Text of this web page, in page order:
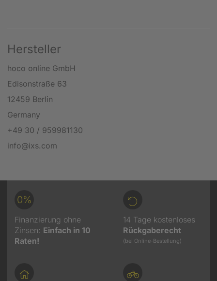
Hersteller
hoco online GmbH
Edisonstraße 63
12459 Berlin
Germany
+49 30 / 959981130
info@ixs.com
0%
Finanzierung ohne
Zinsen: Einfach in 10
Raten!
14 Tage kostenloses
Rückgaberecht
(bei Online-Bestellung)